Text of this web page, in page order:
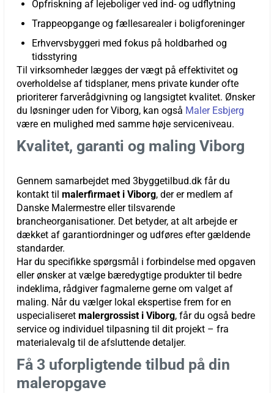
Opfriskning af lejeboliger ved ind- og udflytning
Trappeopgange og fællesarealer i boligforeninger
Erhvervsbyggeri med fokus på holdbarhed og
tidsstyring
Til virksomheder lægges der vægt på effektivitet og
overholdelse af tidsplaner, mens private kunder ofte
prioriterer farverådgivning og langsigtet kvalitet. Ønsker
du løsninger uden for Viborg, kan også Maler Esbjerg
være en mulighed med samme høje serviceniveau.
Kvalitet, garanti og maling Viborg
Gennem samarbejdet med 3byggetilbud.dk får du
kontakt til malerfirmaet i Viborg, der er medlem af
Danske Malermestre eller tilsvarende
brancheorganisationer. Det betyder, at alt arbejde er
dækket af garantiordninger og udføres efter gældende
standarder.
Har du specifikke spørgsmål i forbindelse med opgaven
eller ønsker at vælge bæredygtige produkter til bedre
indeklima, rådgiver fagmalerne gerne om valget af
maling. Når du vælger lokal ekspertise frem for en
uspecialiseret malergrossist i Viborg, får du også bedre
service og individuel tilpasning til dit projekt – fra
materialevalg til de afsluttende detaljer.
Få 3 uforpligtende tilbud på din
maleropgave